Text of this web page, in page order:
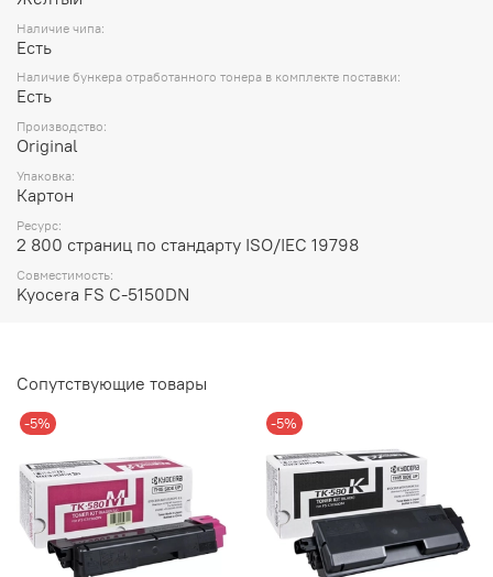
Наличие чипа:
Есть
Наличие бункера отработанного тонера в комплекте поставки:
Есть
Производство:
Original
Упаковка:
Картон
Ресурс:
2 800 страниц по стандарту ISO/IEC 19798
Совместимость:
Kyocera FS C-5150DN
Сопутствующие товары
-5% -5%